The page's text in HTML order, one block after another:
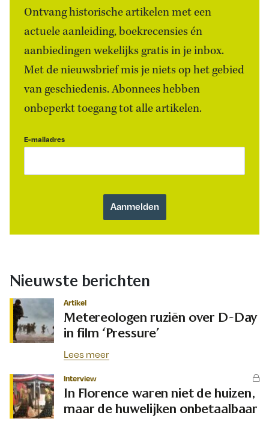
Ontvang historische artikelen met een
actuele aanleiding, boekrecensies én
aanbiedingen wekelijks gratis in je inbox.
Met de nieuwsbrief mis je niets op het gebied
van geschiedenis. Abonnees hebben
onbeperkt toegang tot alle artikelen.
E-mailadres
Nieuwste berichten
Artikel
Metereologen ruziën over D-Day
in film ‘Pressure’
Lees meer
Interview
In Florence waren niet de huizen,
maar de huwelijken onbetaalbaar